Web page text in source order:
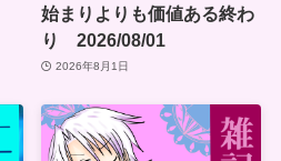
始まりよりも価値ある終わ
り 2026/08/01
2026年8月1日